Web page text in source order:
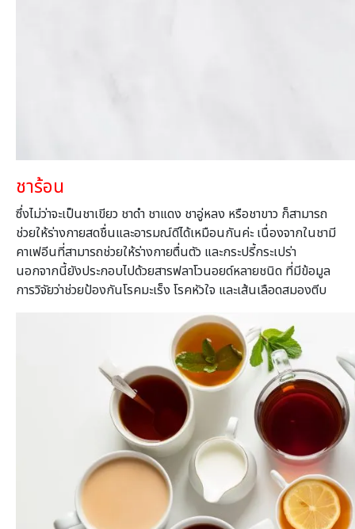
ชาร้อน
ซึ่งไม่ว่าจะเป็นชาเขียว ชาดำ ชาแดง ชาอู่หลง หรือชาขาว ก็สามารถ
ช่วยให้ร่างกายสดชื่นและอารมณ์ดีได้เหมือนกันค่ะ เนื่องจากในชามี
คาเฟอีนที่สามารถช่วยให้ร่างกายตื่นตัว และกระปรี้กระเปร่า
นอกจากนี้ยังประกอบไปด้วยสารฟลาโวนอยด์หลายชนิด ที่มีข้อมูล
การวิจัยว่าช่วยป้องกันโรคมะเร็ง โรคหัวใจ และเส้นเลือดสมองตีบ